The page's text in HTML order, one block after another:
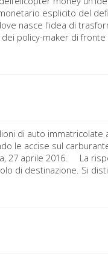
esplicito del
nasce l'idea di
policy-maker di
di auto immatricolate
le accise sul
27 aprile 2016. La
di destinazione. Si